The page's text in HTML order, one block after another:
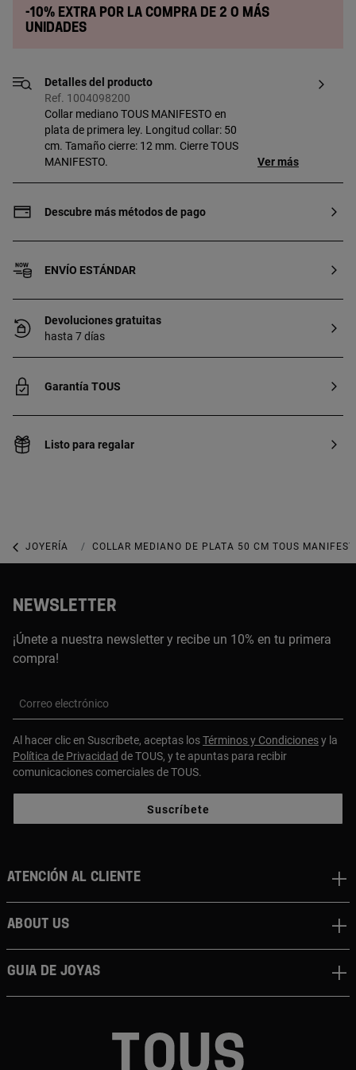
-10% extra por la compra de 2 o más
unidades
Detalles del producto
Ref. 1004098200
Collar mediano TOUS MANIFESTO en
plata de primera ley. Longitud collar: 50
cm. Tamaño cierre: 12 mm. Cierre TOUS
MANIFESTO.
Ver más
Descubre más métodos de pago
ENVÍO ESTÁNDAR
Devoluciones gratuitas
hasta 7 días
Garantía TOUS
Listo para regalar
JOYERÍA COLLARES
COLLAR MEDIANO DE PLATA 50 CM TOUS
NEWSLETTER
¡Únete a nuestra newsletter y recibe un 10% en tu primera
compra!
Correo electrónico
Al hacer clic en Suscríbete, aceptas losTérminos y Condicionesy la
Política de Privacidad de TOUS, y te apuntas para recibir
comunicaciones comerciales de TOUS.
Suscríbete
Atención al cliente
About us
Guia de joyas